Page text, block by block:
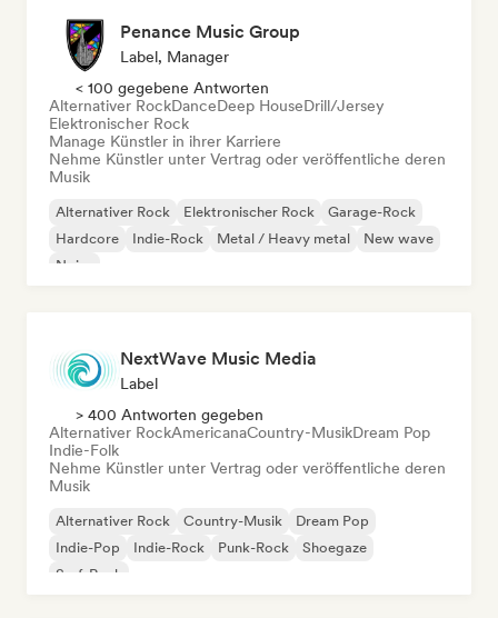
Penance Music Group
Label, Manager
< 100 gegebene Antworten
Alternativer RockDanceDeep HouseDrill/Jersey
Elektronischer Rock
Manage Künstler in ihrer Karriere
Nehme Künstler unter Vertrag oder veröffentliche deren
Musik
Alternativer Rock Elektronischer Rock
Garage-Rock
Hardcore
Indie-Rock Metal / Heavy metal
New wave
Noise
NextWave Music Media
Label
> 400 Antworten gegeben
Alternativer RockAmericanaCountry-MusikDream Pop
Indie-Folk
Nehme Künstler unter Vertrag oder veröffentliche deren
Musik
Alternativer Rock Country-Musik
Dream Pop
Indie-Pop
Indie-Rock Punk-Rock
Shoegaze
Surf-Rock